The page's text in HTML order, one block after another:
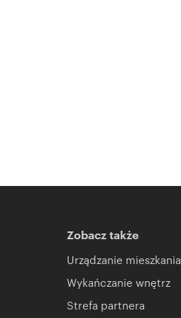
Zobacz także
Urządzanie mieszkania
Wykańczanie wnętrz
Strefa partnera